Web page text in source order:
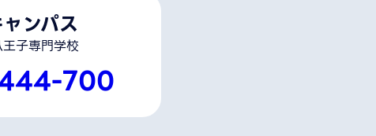
ンパス
子専門学校
700